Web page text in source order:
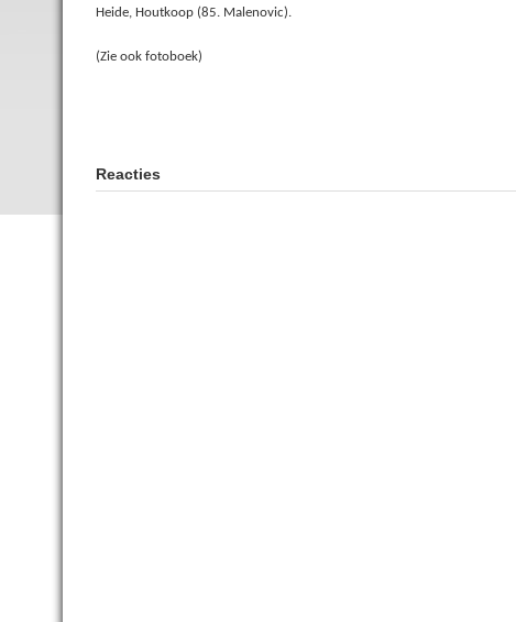
Heide, Houtkoop (85. Malenovic).
(Zie ook fotoboek)
Reacties